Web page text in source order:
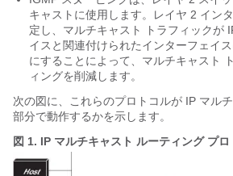
キャストに使用します。レイヤ 2 イン
定し、マルチキャスト トラフィックが
イスと関連付けられたインターフェイ
にすることによって、マルチキャスト
ィングを削減します。
次の図に、これらのプロトコルが IP マル
部分で動作するかを示します。
図 1. IP マルチキャスト ルーティング プロ